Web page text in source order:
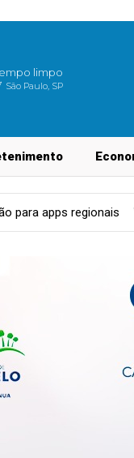
limpo
São Paulo, SP
Tecnologia